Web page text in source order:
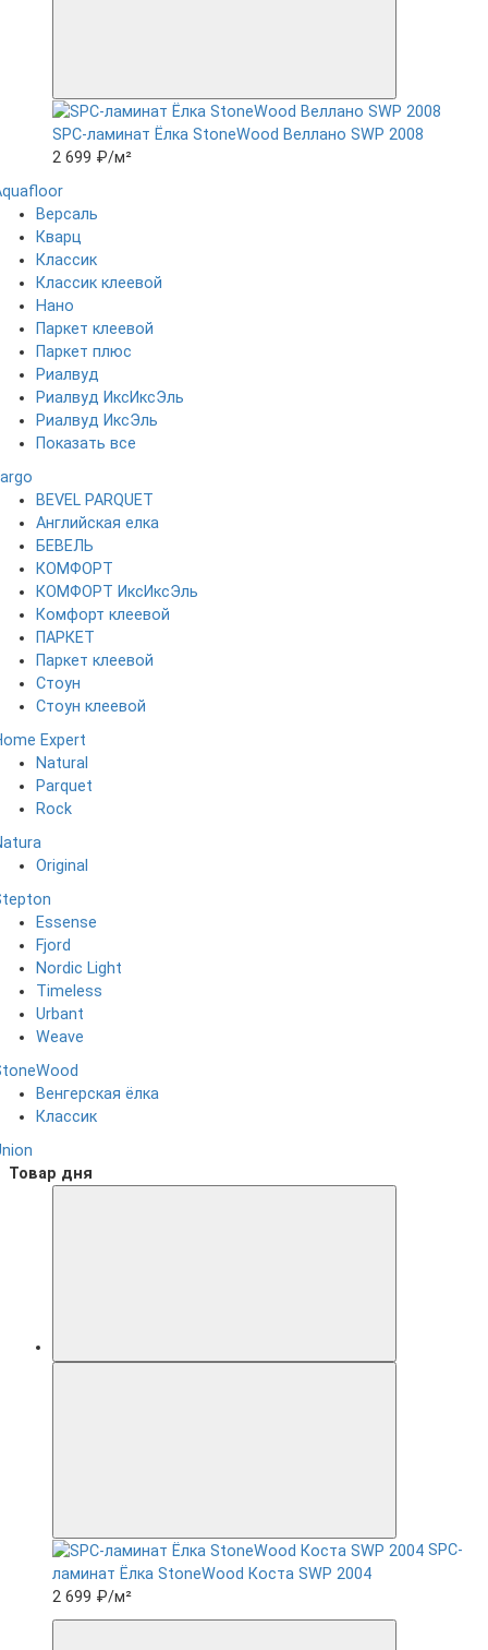
SPC-ламинат Ëлка StoneWood Веллано SWP 2008
2 699 ₽/м²
Версаль
Кварц
Классик
Классик клеевой
Нано
Паркет клеевой
Паркет плюс
Риалвуд
Риалвуд ИксИксЭль
Риалвуд ИксЭль
Показать все
BEVEL PARQUET
Английская елка
БЕВЕЛЬ
КОМФОРТ
КОМФОРТ ИксИксЭль
Комфорт клеевой
ПАРКЕТ
Паркет клеевой
Стоун
Стоун клеевой
Expert
Natural
Parquet
Rock
Original
Essense
Fjord
Nordic Light
Timeless
Urbant
Weave
Венгерская ёлка
Классик
Товар дня
SPC-
ламинат Ëлка StoneWood Коста SWP 2004
2 699 ₽/м²